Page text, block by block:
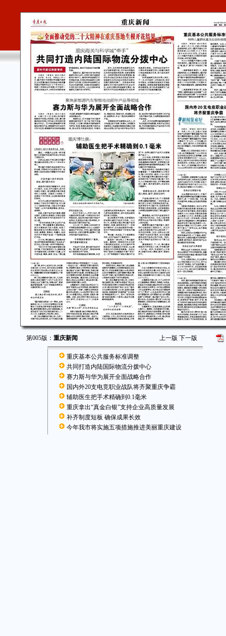
第005版： 重庆新闻 上一版 下一版
重庆基本公共服务标准调整
共同打造内陆国际物流分拨中心
赛力斯与华为展开全面战略合作
国内外20支电竞职业战队将齐聚重庆争霸
辅助医生把手术精确到0.1毫米
重庆拿出“真金白银”支持企业高质量发展
补齐制度短板 确保成果长效
今年我市将实施五项措施推进美丽重庆建设